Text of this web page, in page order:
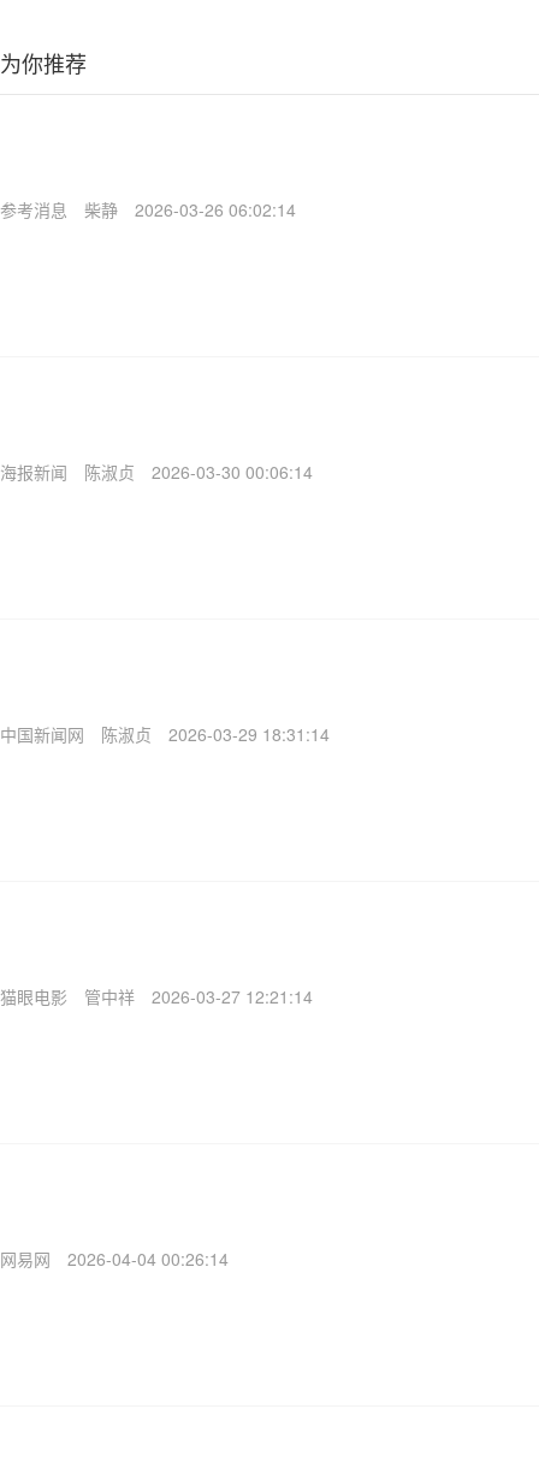
为你推荐
参考消息 柴静 2026-03-26 06:02:14
海报新闻 陈淑贞 2026-03-30 00:06:14
中国新闻网 陈淑贞 2026-03-29 18:31:14
猫眼电影 管中祥 2026-03-27 12:21:14
网易网 2026-04-04 00:26:14